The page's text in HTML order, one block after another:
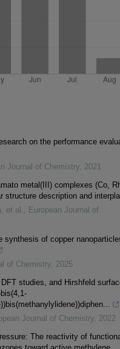
on the performance
Journal of Chemistry, 2021
metal(III) complexes (Co,
structure description and
et al. , European Journal of
synthesis of copper
of Chemistry, 2025
studies, and Hirshfeld
Journal of Chemistry, 2022
The reactivity of